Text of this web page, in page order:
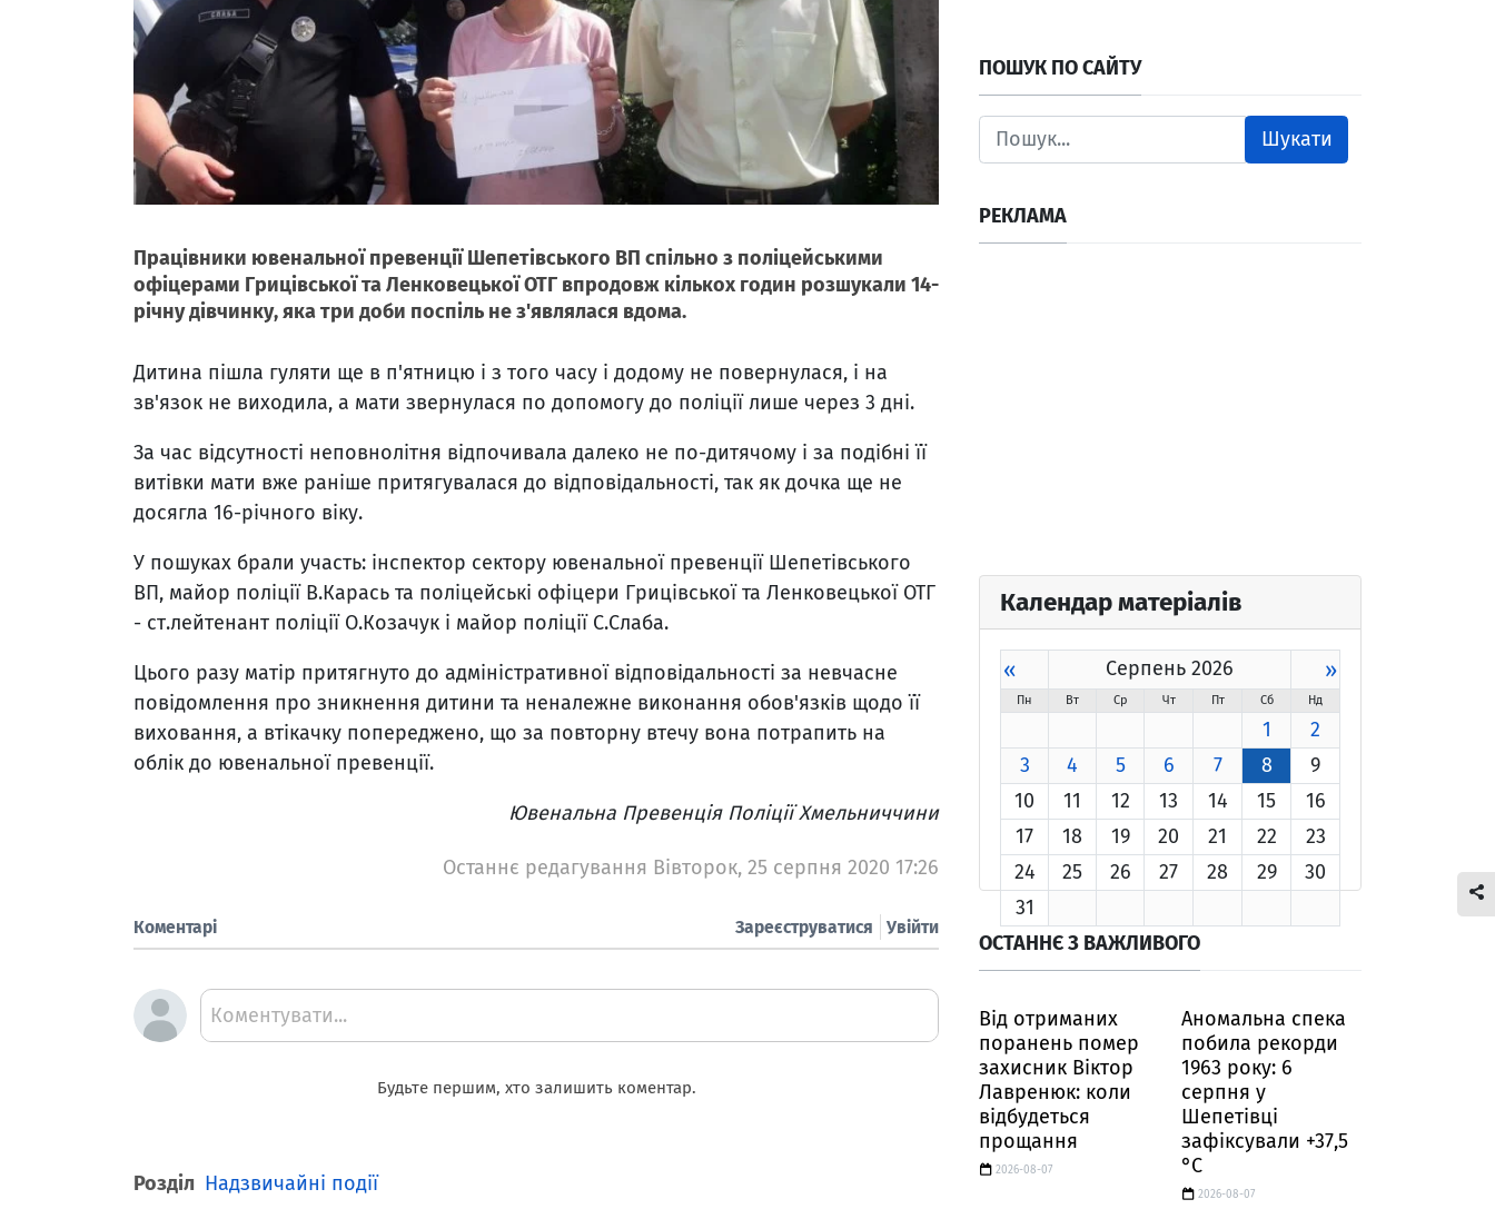
Працівники ювенальної превенції Шепетівського ВП спільно з поліцейськими
офіцерами Грицівської та Ленковецької ОТГ впродовж кількох годин розшукали 14-
річну дівчинку, яка три доби поспіль не з'являлася вдома.
Дитина пішла гуляти ще в п'ятницю і з того часу і додому не повернулася, і на
зв'язок не виходила, а мати звернулася по допомогу до поліції лише через 3 дні.
За час відсутності неповнолітня відпочивала далеко не по-дитячому і за подібні її
витівки мати вже раніше притягувалася до відповідальності, так як дочка ще не
досягла 16-річного віку.
У пошуках брали участь: інспектор сектору ювенальної превенції Шепетівського
ВП, майор поліції В.Карась та поліцейські офіцери Грицівської та Ленковецької ОТГ
- ст.лейтенант поліції О.Козачук і майор поліції С.Слаба.
Цього разу матір притягнуто до адміністративної відповідальності за невчасне
повідомлення про зникнення дитини та неналежне виконання обов'язків щодо її
виховання, а втікачку попереджено, що за повторну втечу вона потрапить на
облік до ювенальної превенції.
Ювенальна Превенція Поліції Хмельниччини
Останнє редагування Вівторок, 25 серпня 2020 17:26
Коментарі Увійти
Зареєструватися
Коментувати...
Будьте першим, хто залишить коментар.
Розділ Надзвичайні події
ПОШУК ПО САЙТУ
Шукати
РЕКЛАМА
Календар матеріалів
« Серпень 2026 »
Пн Вт Ср Чт Пт Сб Нд
1
2
3
4 5 6 7 8
9
10
11 12 13 14 15
16
17
18 19 20 21 22
23
24
25 26 27 28 29
30
31
ОСТАННЄ З ВАЖЛИВОГО
Від отриманих
поранень помер
захисник Віктор
Лавренюк: коли
відбудеться
прощання
2026-08-07
Аномальна спека
побила рекорди
1963 року: 6
серпня у
Шепетівці
зафіксували +37,5
°C
2026-08-07